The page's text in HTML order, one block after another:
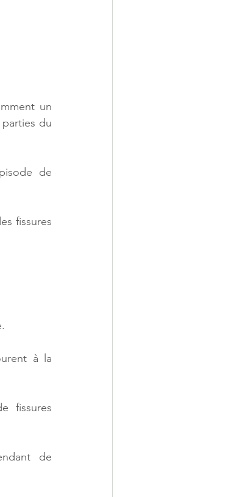
un
du
de
fissures
à la
fissures
de